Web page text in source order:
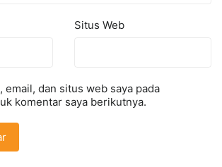
Situs Web
email, dan situs web saya pada
komentar saya berikutnya.